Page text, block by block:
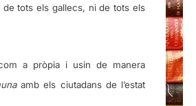
tots els gallecs, ni de tots els
a pròpia i usin de manera
amb els ciutadans de l’estat